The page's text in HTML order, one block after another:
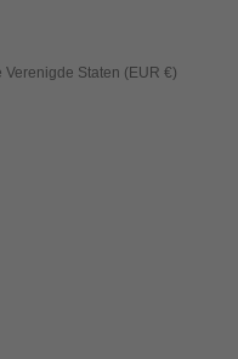
Kleine afgelegen eilanden van de Verenigde Staten (EUR €)